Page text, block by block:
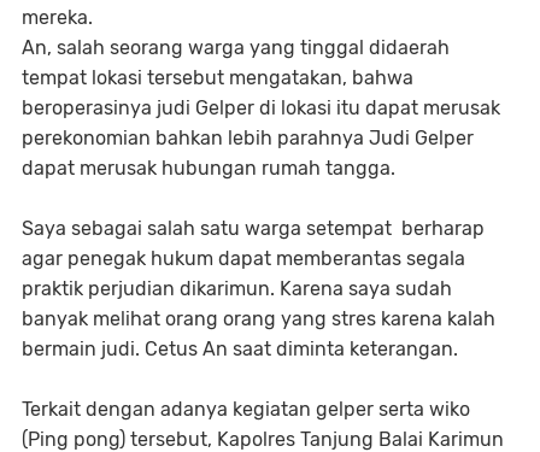
mereka.
An, salah seorang warga yang tinggal didaerah
tempat lokasi tersebut mengatakan, bahwa
beroperasinya judi Gelper di lokasi itu dapat merusak
perekonomian bahkan lebih parahnya Judi Gelper
dapat merusak hubungan rumah tangga.
Saya sebagai salah satu warga setempat berharap
agar penegak hukum dapat memberantas segala
praktik perjudian dikarimun. Karena saya sudah
banyak melihat orang orang yang stres karena kalah
bermain judi. Cetus An saat diminta keterangan.
Terkait dengan adanya kegiatan gelper serta wiko
(Ping pong) tersebut, Kapolres Tanjung Balai Karimun